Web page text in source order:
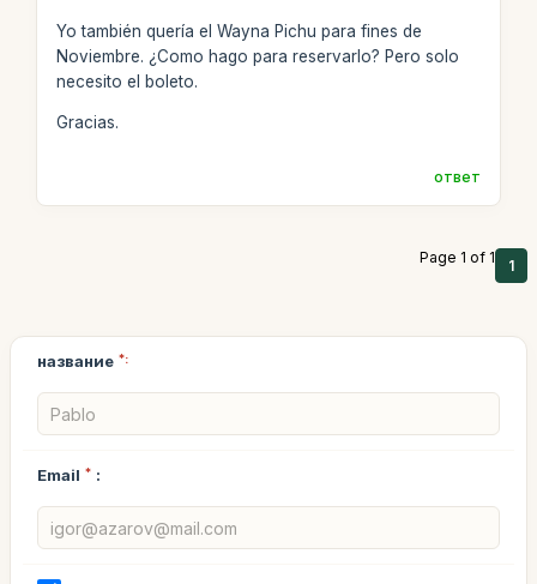
Yo también quería el Wayna Pichu para fines de
Noviembre. ¿Como hago para reservarlo? Pero solo
necesito el boleto.
Gracias.
ответ
Page 1 of 1 1
название *:
Email * :